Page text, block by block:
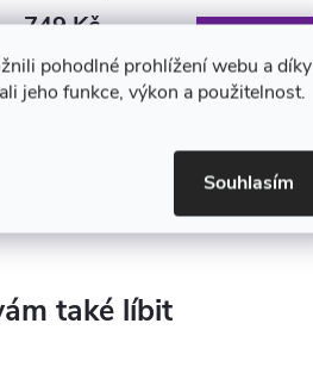
pohodlné prohlížení webu a díky
jeho funkce, výkon a použitelnost.
Souhlasím
749 Kč